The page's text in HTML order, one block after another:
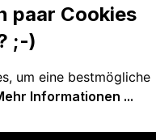
Oder möchtest du
gefunden.
geeignet.
paar Cookies
;-)
um eine bestmögliche
Informationen ...